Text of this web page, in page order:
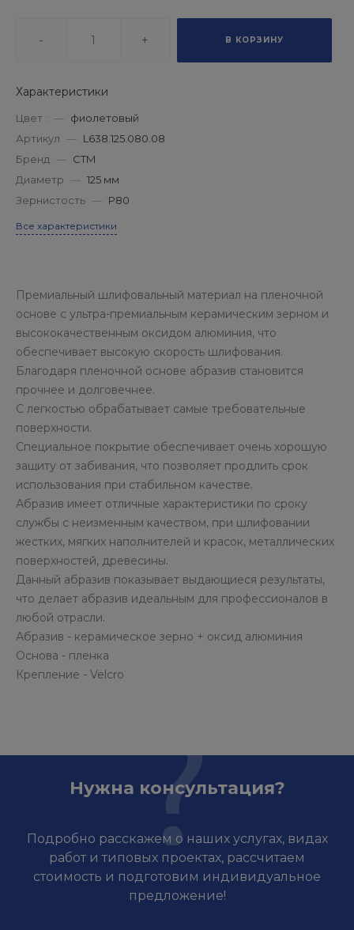
- + В КОРЗИНУ
Характеристики
Цвет : — фиолетовый
Артикул — L638.125.080.08
Бренд — СТМ
Диаметр — 125 мм
Зернистость — P80
Все характеристики
Премиальный шлифовальный материал на пленочной
основе с ультра-премиальным керамическим зерном и
высококачественным оксидом алюминия, что
обеспечивает высокую скорость шлифования.
Благодаря пленочной основе абразив становится
прочнее и долговечнее.
С легкостью обрабатывает самые требовательные
поверхности.
Специальное покрытие обеспечивает очень хорошую
защиту от забивания, что позволяет продлить срок
использования при стабильном качестве.
Абразив имеет отличные характеристики по сроку
службы с неизменным качеством, при шлифовании
жестких, мягких наполнителей и красок, металлических
поверхностей, древесины.
Данный абразив показывает выдающиеся результаты,
что делает абразив идеальным для профессионалов в
любой отрасли.
Абразив - керамическое зерно + оксид алюминия
Основа - пленка
Крепление - Velcro
Нужна консультация?
Подробно расскажем о наших услугах, видах
работ и типовых проектах, рассчитаем
стоимость и подготовим индивидуальное
предложение!